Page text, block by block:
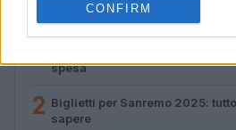
CONFIRM
PIÙ LETTI
spesa
2 Biglietti per Sanremo 2025:
sapere